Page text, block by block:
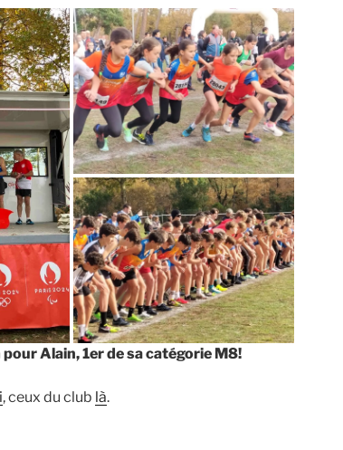
Alain, 1er de sa catégorie M8!
, ceux du club là.